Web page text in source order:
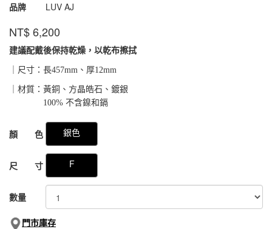
品牌
LUV AJ
NT$6,200
建議配戴後保持乾燥，以乾布擦拭
｜尺寸：長457mm、厚12mm
｜材質：黃銅、方晶皓石、鍍銀
100% 不含鎳和鎘
GOODS000000000000031166250
顏 色 銀色
尺 寸 F
數量
門市庫存